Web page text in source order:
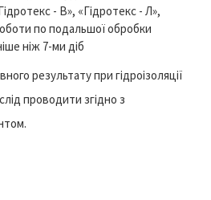
- В», «Гідротекс - Л»,
по подальшої обробки
ніж 7-ми діб
результату при гідроізоляції
проводити згідно з